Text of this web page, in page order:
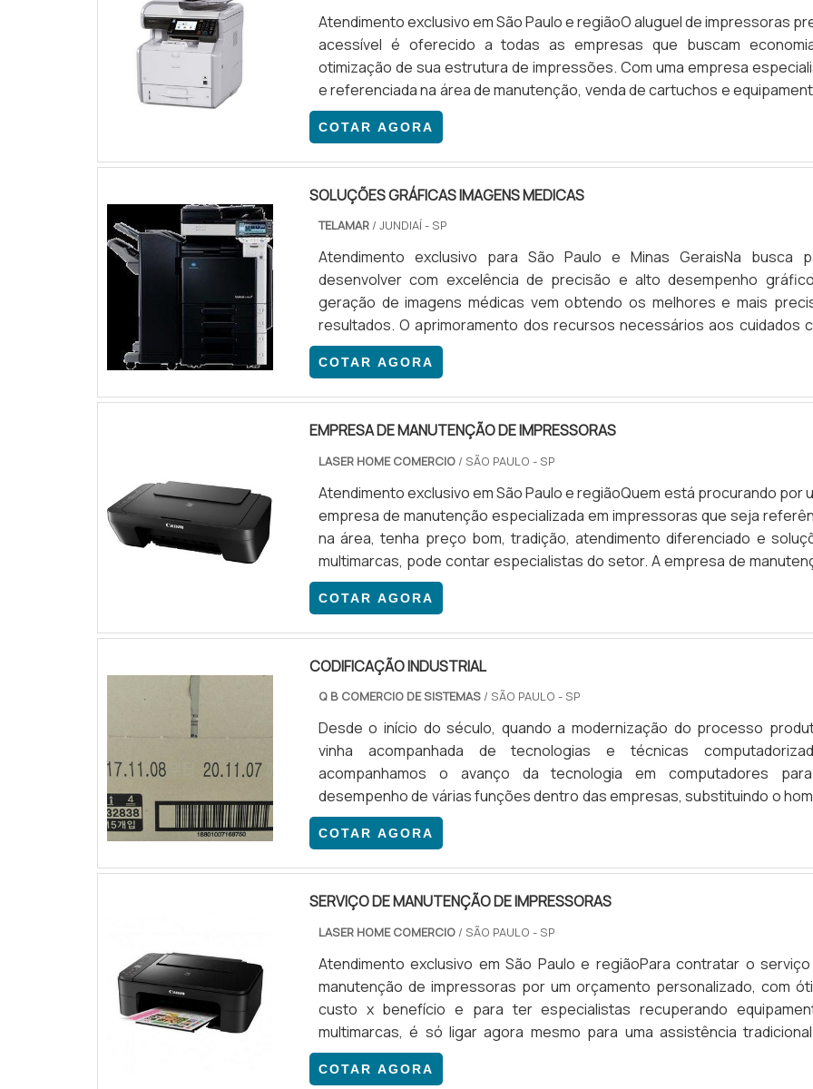
Atendimento exclusivo em São Paulo e regiãoO aluguel de impressoras
acessível é oferecido a todas as empresas que buscam
otimização de sua estrutura de impressões. Com uma empresa
e referenciada na área de manutenção, venda de cartuchos e
locação e outsourcing de impressão, é possível ter um
completo na área, sempre pautado pela ética, pela inovação
pelo compromisso com o cliente em primeiro lugar. No segmento de
COTAR AGORA
SOLUÇÕES GRÁFICAS IMAGENS MEDICAS
TELAMAR/ JUNDIAÍ - SP
Atendimento exclusivo para São Paulo e Minas GeraisNa busca
desenvolver com excelência de precisão e alto desempenho
geração de imagens médicas vem obtendo os melhores e mais
resultados. O aprimoramento dos recursos necessários aos cuidados
pacientes veio oferecer a visualização em diversos monitores de imagem
alta resolução. Aplicativos de última geração, imprescindíveis para a
de custos, proporcionam soluções gráficas imagens médicas e
COTAR AGORA
EMPRESA DE MANUTENÇÃO DE IMPRESSORAS
LASER HOME COMERCIO/ SÃO PAULO - SP
Atendimento exclusivo em São Paulo e regiãoQuem está procurando por
empresa de manutenção especializada em impressoras que seja
na área, tenha preço bom, tradição, atendimento diferenciado e
multimarcas, pode contar especialistas do setor. A empresa de
de impressoras atua com serviço preventivo e corretivo, para manter
impressoras sempre funcionando de maneira correta, com o máximo
eficiência e economia.DIFERENCIAIS APRESENTADOS PELA
COTAR AGORA
CODIFICAÇÃO INDUSTRIAL
Q B COMERCIO DE SISTEMAS / SÃO PAULO - SP
Desde o início do século, quando a modernização do processo
vinha acompanhada de tecnologias e técnicas
acompanhamos o avanço da tecnologia em computadores
desempenho de várias funções dentro das empresas, substituindo o
de muitas de suas atividades. Ali surgia a automação industrial, que
a movimentação automática dos materiais. O PRODUTO É
CORRETAMENTEA codificação, geralmente alocada em caixas de
COTAR AGORA
SERVIÇO DE MANUTENÇÃO DE IMPRESSORAS
LASER HOME COMERCIO/ SÃO PAULO - SP
Atendimento exclusivo em São Paulo e regiãoPara contratar o
manutenção de impressoras por um orçamento personalizado, com
custo x benefício e para ter especialistas recuperando
multimarcas, é só ligar agora mesmo para uma assistência
serviço de manutenção tem o objetivo de consertar, trocar peças,
ajustes preventivos e corretivos em impressoras que estão com uma
COTAR AGORA